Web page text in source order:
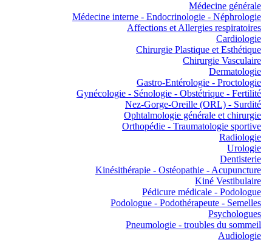
Médecine générale
Médecine interne - Endocrinologie - Néphrologie
Affections et Allergies respiratoires
Cardiologie
Chirurgie Plastique et Esthétique
Chirurgie Vasculaire
Dermatologie
Gastro-Entérologie - Proctologie
Gynécologie - Sénologie - Obstétrique - Fertilité
Nez-Gorge-Oreille (ORL) - Surdité
Ophtalmologie générale et chirurgie
Orthopédie - Traumatologie sportive
Radiologie
Urologie
Dentisterie
Kinésithérapie - Ostéopathie - Acupuncture
Kiné Vestibulaire
Pédicure médicale - Podologue
Podologue - Podothérapeute - Semelles
Psychologues
Pneumologie - troubles du sommeil
Audiologie